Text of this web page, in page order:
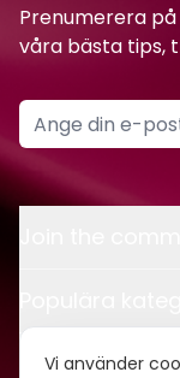
Vi använder
Prenumerera
våra bästa tips,
Kontakt